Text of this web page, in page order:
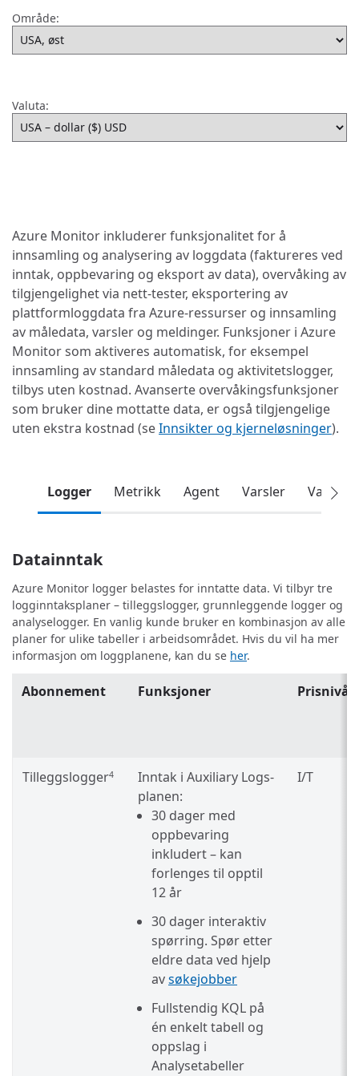
Område:
Valuta:
Azure Monitor inkluderer funksjonalitet for å
innsamling og analysering av loggdata (faktureres ved
inntak, oppbevaring og eksport av data), overvåking av
tilgjengelighet via nett-tester, eksportering av
plattformloggdata fra Azure-ressurser og innsamling
av måledata, varsler og meldinger. Funksjoner i Azure
Monitor som aktiveres automatisk, for eksempel
innsamling av standard måledata og aktivitetslogger,
tilbys uten kostnad. Avanserte overvåkingsfunksjoner
som bruker dine mottatte data, er også tilgjengelige
uten ekstra kostnad (seInnsikter og kjerneløsninger).
Logger Metrikk Agent Varsler
Datainntak
Azure Monitor logger belastes for inntatte data. Vi tilbyr tre
logginntaksplaner – tilleggslogger, grunnleggende logger og
analyselogger. En vanlig kunde bruker en kombinasjon av alle
planer for ulike tabeller i arbeidsområdet. Hvis du vil ha mer
informasjon om loggplanene, kan du se her.
Abonnement Funksjoner Prisnivå
Tilleggslogger4
Inntak i Auxiliary Logs-
planen:
30 dager med
oppbevaring
inkludert – kan
forlenges til opptil
12 år
30 dager interaktiv
spørring. Spør etter
eldre data ved hjelp
avsøkejobber
Fullstendig KQL på
én enkelt tabell og
oppslag i
Analysetabeller
I/T